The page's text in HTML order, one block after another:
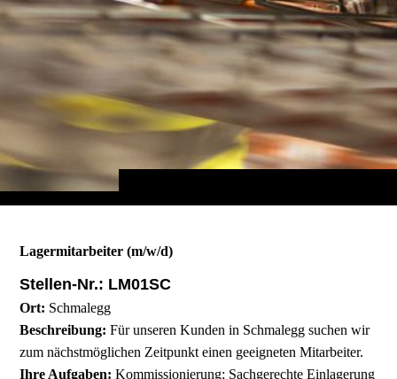
Lagermitarbeiter (m/w/d)
Stellen-Nr.: LM01SC
Ort: Schmalegg
Beschreibung: Für unseren Kunden in Schmalegg suchen wir
zum nächstmöglichen Zeitpunkt einen geeigneten Mitarbeiter.
Ihre Aufgaben: Kommissionierung; Sachgerechte Einlagerung